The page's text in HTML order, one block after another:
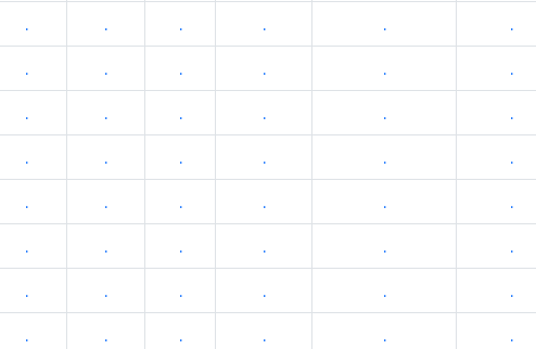
. . . . . .
. . . . . .
. . . . . .
. . . . . .
. . . . . .
. . . . . .
. . . . . .
. . . . . .